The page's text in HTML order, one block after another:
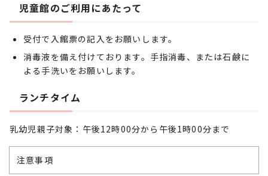
児童館のご利用にあたって
受付で入館票の記入をお願いします。
消毒液を備え付けております。手指消毒、または石鹸に
よる手洗いをお願いします。
ランチタイム
乳幼児親子対象：午後12時00分から午後1時00分まで
注意事項